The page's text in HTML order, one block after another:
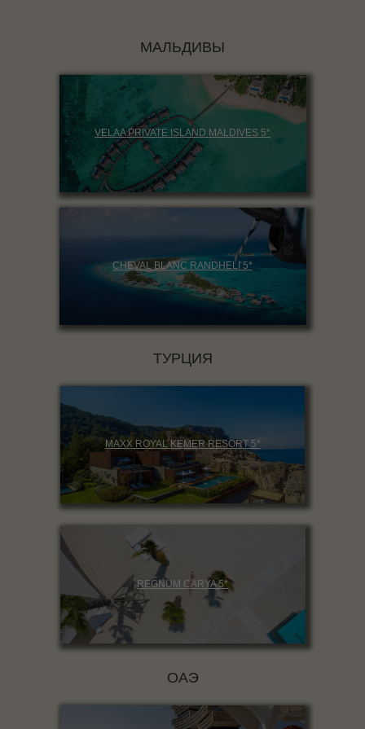
МАЛЬДИВЫ
ТУРЦИЯ
ОАЭ
VELAA PRIVATE ISLAND MALDIVES 5*
MAXX ROYAL KEMER RESORT 5*
CHEVAL BLANC RANDHELI 5*
REGNUM CARYA 5*